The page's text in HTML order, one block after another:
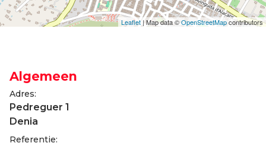
Leaflet | Map data ©OpenStreetMapcontributors
Algemeen
Adres:
Pedreguer 1
Denia
Referentie: